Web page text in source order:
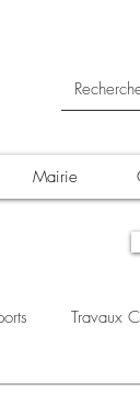
Mairie
Travaux